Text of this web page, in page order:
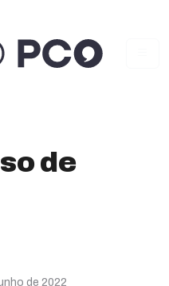
de
de 2022